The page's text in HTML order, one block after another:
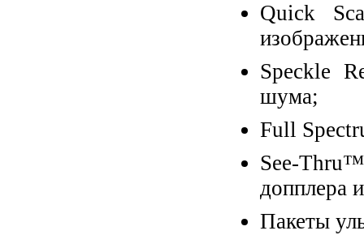
Quick
Speckle
шума;
Full
See-Thru™
допплера
Пакеты